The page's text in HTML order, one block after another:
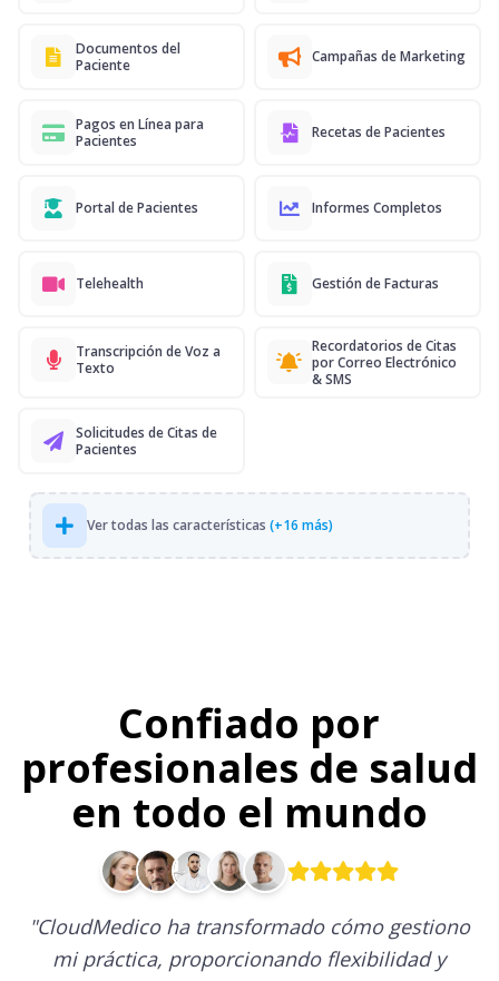
Documentos del
Paciente
Campañas de Marketing
Pagos en Línea para
Pacientes
Recetas de Pacientes
Portal de Pacientes Informes Completos
Telehealth Gestión de Facturas
Transcripción de Voz a
Texto
Recordatorios de Citas
por Correo Electrónico
& SMS
Solicitudes de Citas de
Pacientes
Ver todas las características (+16 más)
Confiado por
profesionales de salud
en todo el mundo
"CloudMedico ha transformado cómo gestiono
mi práctica, proporcionando flexibilidad y